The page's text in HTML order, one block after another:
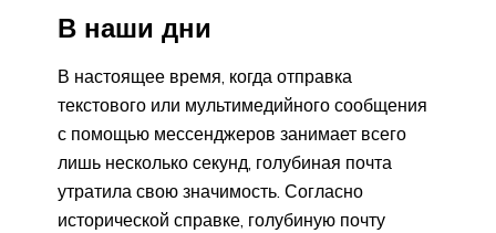
В наши дни
В настоящее время, когда отправка
текстового или мультимедийного сообщения
с помощью мессенджеров занимает всего
лишь несколько секунд, голубиная почта
утратила свою значимость. Согласно
исторической справке, голубиную почту